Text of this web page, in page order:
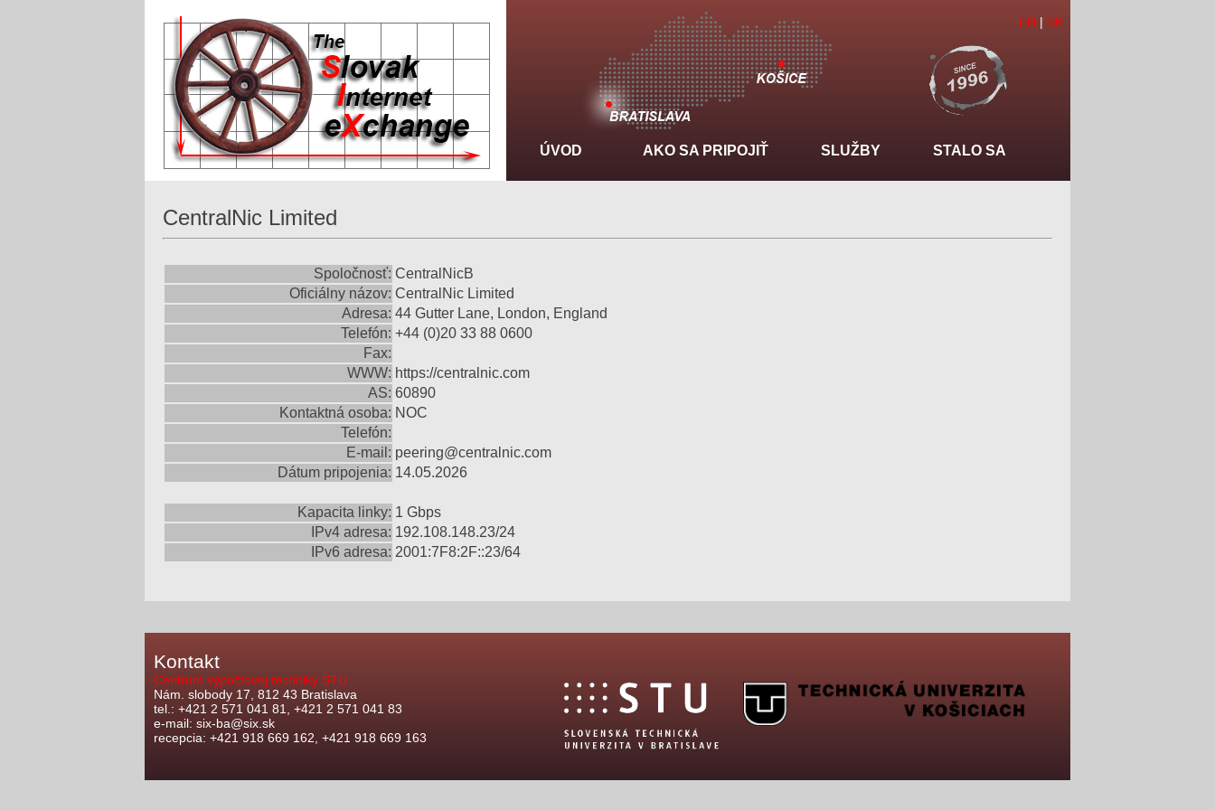
EN | SK
ÚVOD AKO SA PRIPOJIŤ SLUŽBY STALO SA
CentralNic Limited
Spoločnosť: CentralNicB
Oficiálny názov: CentralNic Limited
Adresa: 44 Gutter Lane, London, England
Telefón: +44 (0)20 33 88 0600
Fax:
WWW: https://centralnic.com
AS: 60890
Kontaktná osoba: NOC
Telefón:
E-mail: peering@centralnic.com
Dátum pripojenia: 14.05.2026
Kapacita linky: 1 Gbps
IPv4 adresa: 192.108.148.23/24
IPv6 adresa: 2001:7F8:2F::23/64
Kontakt
Centrum výpočtovej techniky STU
Nám. slobody 17, 812 43 Bratislava
tel.: +421 2 571 041 81, +421 2 571 041 83
e-mail: six-ba@six.sk
recepcia: +421 918 669 162, +421 918 669 163